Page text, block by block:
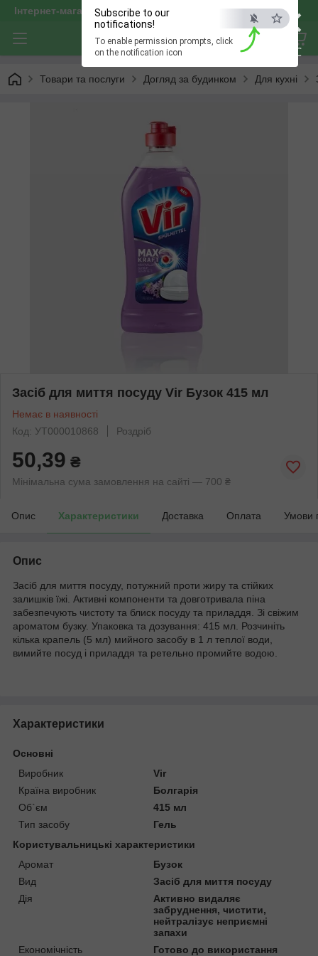
×
ESC
Subscribe to our
notifications!
To enable permission prompts, click
on the notification icon
Інтернет-магазин "optservis"
Товари та послуги Догляд за будинком Для кухні
Засіб для миття посуду Vir Бузок 415 мл
Немає в наявності
Код: УТ000010868
Роздріб
50,39 ₴
Мінімальна сума замовлення на сайті — 700 ₴
Опис Характеристики Доставка Оплата Умови
Опис
Засіб для миття посуду, потужний проти жиру та стійких
залишків їжі. Активні компоненти та довготривала піна
забезпечують чистоту та блиск посуду та приладдя. Зі свіжим
ароматом бузку. Упаковка та дозування: 415 мл. Розчиніть
кілька крапель (5 мл) мийного засобу в 1 л теплої води,
вимийте посуд і приладдя та ретельно промийте водою.
Характеристики
Основні
Виробник
Vir
Країна виробник
Болгарія
Об`єм
415 мл
Тип засобу
Гель
Користувальницькі характеристики
Аромат
Бузок
Вид
Засіб для миття посуду
Дія
Активно видаляє
забруднення, чистити,
нейтралізує неприємні
запахи
Економічність
Готово до використання